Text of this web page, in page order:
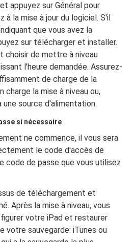
appuyez sur Général pour
à la mise à jour du logiciel. S'il
que vous avez la
sur télécharger et installer.
choisir de mettre à niveau
l'heure demandée. Assurez-
de charge de la
charge la mise à niveau ou,
une source d'alimentation.
si nécessaire
ne commence, il vous sera
le code d'accès de
code de passe que vous utilisez
de téléchargement et
Après la mise à niveau, vous
votre iPad et restaurer
votre sauvegarde: iTunes ou